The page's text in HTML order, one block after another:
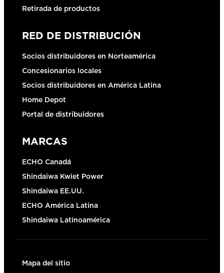
Retirada de productos
RED DE DISTRIBUCIÓN
Socios distribuidores en Norteamérica
Concesionarios locales
Socios distribuidores en América Latina
Home Depot
Portal de distribuidores
MARCAS
ECHO Canadá
Shindaiwa Kwiet Power
Shindaiwa EE.UU.
ECHO América Latina
Shindaiwa Latinoamérica
Mapa del sitio